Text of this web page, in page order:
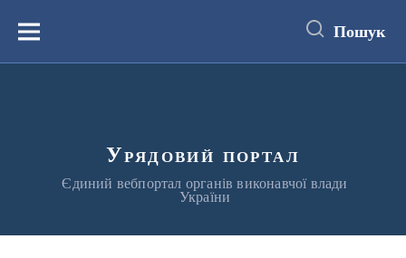
вмістуМеню Пошук
Урядовий портал
Єдиний вебпортал органів виконавчої влади
України